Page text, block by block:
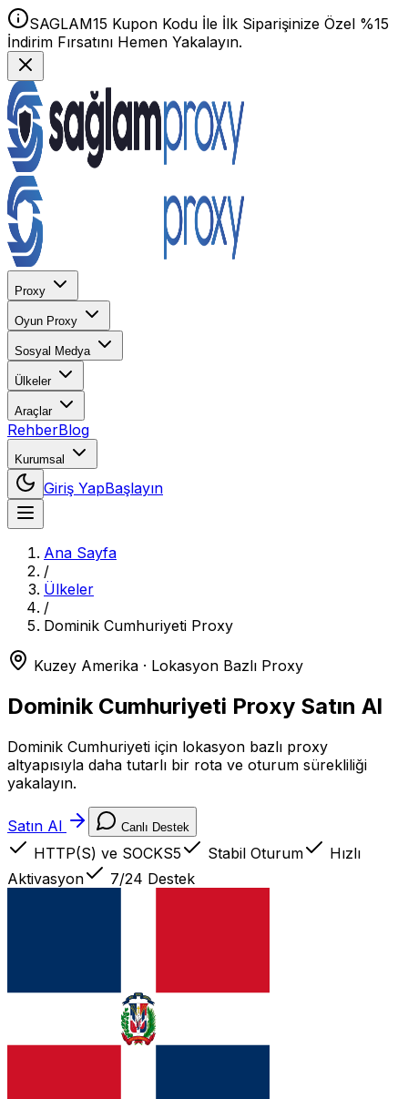
SAGLAM15 Kupon Kodu İle İlk Siparişinize Özel %15
İndirim Fırsatını Hemen Yakalayın.
Proxy
Oyun Proxy
Sosyal Medya
Ülkeler
Araçlar
RehberBlog
Kurumsal
Giriş YapBaşlayın
Ana Sayfa
/
Ülkeler
/
Dominik Cumhuriyeti Proxy
Kuzey Amerika · Lokasyon Bazlı Proxy
Dominik Cumhuriyeti Proxy Satın Al
Dominik Cumhuriyeti için lokasyon bazlı proxy
altyapısıyla daha tutarlı bir rota ve oturum sürekliliği
yakalayın.
Satın Al Canlı Destek
HTTP(S) ve SOCKS5 Stabil Oturum
Hızlı
Aktivasyon
7/24 Destek